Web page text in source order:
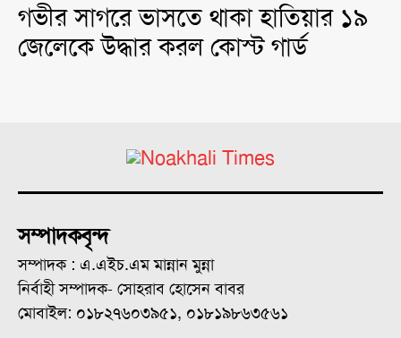
গভীর সাগরে ভাসতে থাকা হাতিয়ার ১৯
জেলেকে উদ্ধার করল কোস্ট গার্ড
সম্পাদকবৃন্দ
সম্পাদক : এ.এইচ.এম মান্নান মুন্না
নির্বাহী সম্পাদক- সোহরাব হোসেন বাবর
মোবাইল: ০১৮২৭৬০৩৯৫১, ০১৮১৯৮৬৩৫৬১